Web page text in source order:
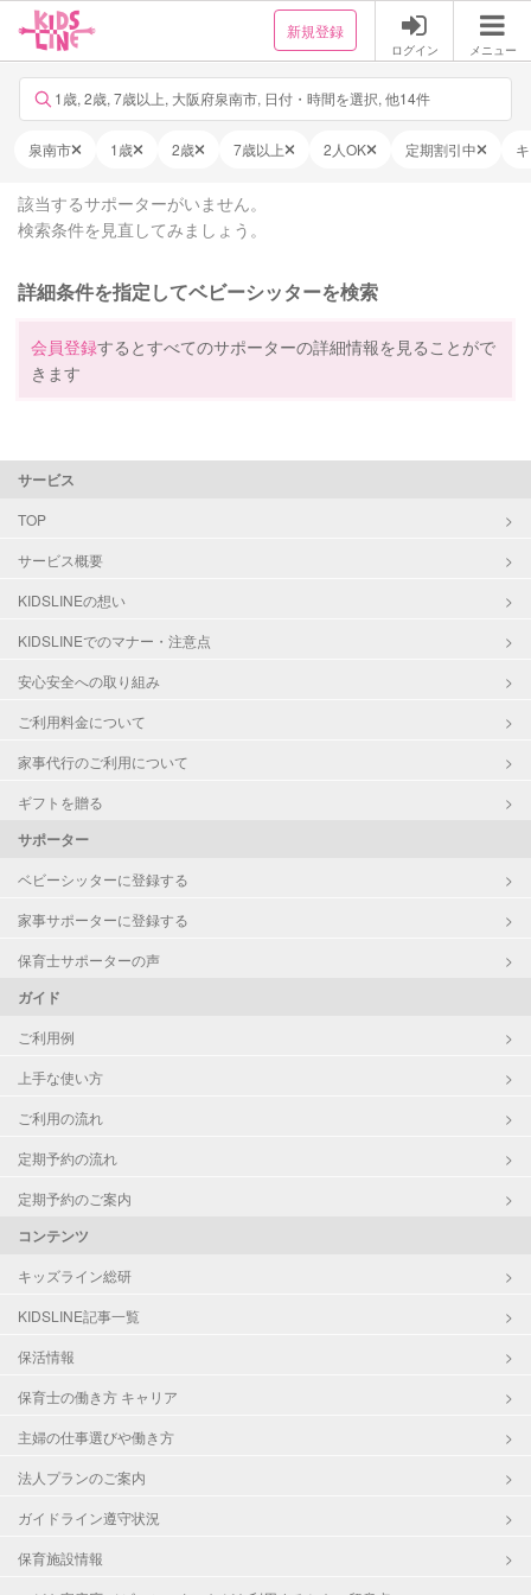
新規登録
ログイン メニュー
1歳, 2歳, 7歳以上, 大阪府泉南市, 日付・時間を選択, 他14件
泉南市 1歳 2歳 7歳以上 2人OK 定期割引中
該当するサポーターがいません。
検索条件を見直してみましょう。
詳細条件を指定してベビーシッターを検索
会員登録するとすべてのサポーターの詳細情報を見ることがで
きます
サービス
TOP
サービス概要
KIDSLINEの想い
KIDSLINEでのマナー・注意点
安心安全への取り組み
ご利用料金について
家事代行のご利用について
ギフトを贈る
サポーター
ベビーシッターに登録する
家事サポーターに登録する
保育士サポーターの声
ガイド
ご利用例
上手な使い方
ご利用の流れ
定期予約の流れ
定期予約のご案内
コンテンツ
キッズライン総研
KIDSLINE記事一覧
保活情報
保育士の働き方 キャリア
主婦の仕事選びや働き方
法人プランのご案内
ガイドライン遵守状況
保育施設情報